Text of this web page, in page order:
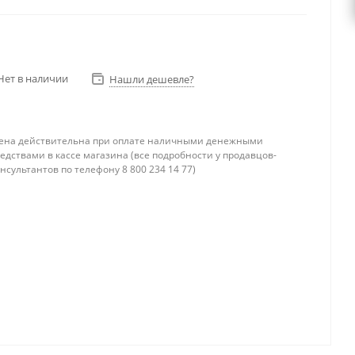
в наличии Нашли дешевле?
действительна при оплате наличными денежными
в кассе магазина (все подробности у продавцов-
по телефону 8 800 234 14 77)